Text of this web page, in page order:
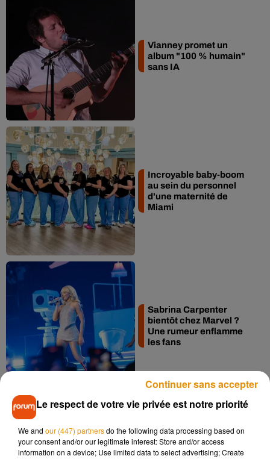
Vianney promet un
album "100 % humain"
sans IA
Incroyable baby-boom
au sein du personnel
d'une maternité de
Miami
Sabrina Carpenter
bientôt chez Marvel ?
Une rumeur enflamme
les fans
Elton John annonce
deux concerts
Le respect de votre vie privée est notre priorité
We and our (447) partnersdo the following data processing based on
your consent and/or our legitimate interest: Store and/or access
information on a device; Use limited data to select advertising; Create
Continuer sans accepter